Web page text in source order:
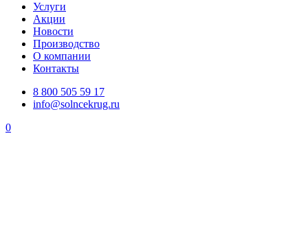
Услуги
Акции
Новости
Производство
О компании
Контакты
8 800 505 59 17
info@solncekrug.ru
0